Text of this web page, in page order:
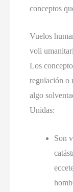
conceptos
Vuelos
voli umanitari
Los
regulación o
algo
Unidas:
Son